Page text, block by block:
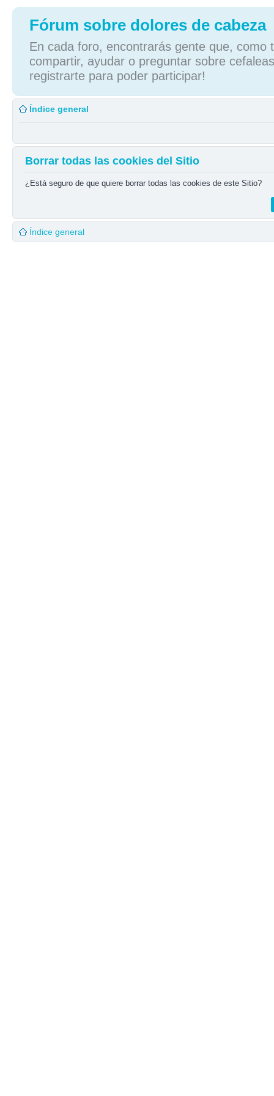
Fórum sobre dolores de cabeza
En cada foro, encontrarás gente que, como
compartir, ayudar o preguntar sobre
registrarte para poder participar!
Índice general
Borrar todas las cookies del Sitio
¿Está seguro de que quiere borrar todas las cookies de este Sitio?
Índice general